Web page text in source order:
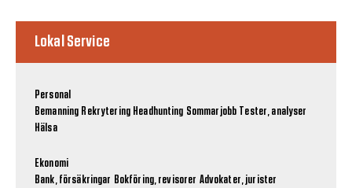
Lokal Service
Personal
Bemanning Rekrytering Headhunting Sommarjobb Tester, analyser
Hälsa
Ekonomi
Bank, försäkringar Bokföring, revisorer Advokater, jurister